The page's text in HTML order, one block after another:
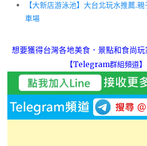
【大新店游泳池】大台北玩水推薦.
車場
想要獲得台灣各地美食．景點和食尚
【Telegram群組頻道】